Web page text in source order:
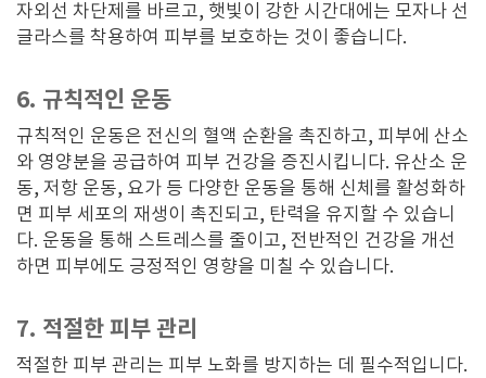
자외선 차단제를 바르고, 햇빛이 강한 시간대에는 모자나 선
글라스를 착용하여 피부를 보호하는 것이 좋습니다.
6. 규칙적인 운동
규칙적인 운동은 전신의 혈액 순환을 촉진하고, 피부에 산소
와 영양분을 공급하여 피부 건강을 증진시킵니다. 유산소 운
동, 저항 운동, 요가 등 다양한 운동을 통해 신체를 활성화하
면 피부 세포의 재생이 촉진되고, 탄력을 유지할 수 있습니
다. 운동을 통해 스트레스를 줄이고, 전반적인 건강을 개선
하면 피부에도 긍정적인 영향을 미칠 수 있습니다.
7. 적절한 피부 관리
적절한 피부 관리는 피부 노화를 방지하는 데 필수적입니다.